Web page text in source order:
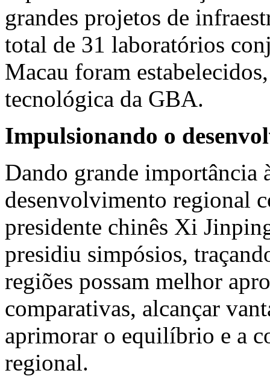
grandes projetos de
total de 31 laboratórios
Macau foram
tecnológica da GBA.
Impulsionando o
Dando grande importância
desenvolvimento regional
presidente chinês Xi
presidiu simpósios,
regiões possam melhor
comparativas, alcançar
aprimorar o equilíbrio e a
regional.